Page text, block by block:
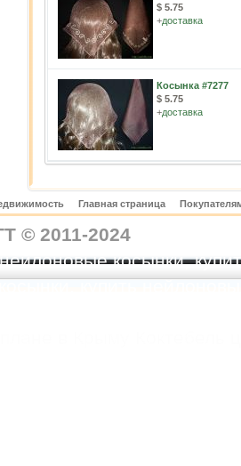
$ 5.75
+доставка
Косынка #7277
$ 5.75
+доставка
Главная страница
© 2011-2024
косынки,
купить